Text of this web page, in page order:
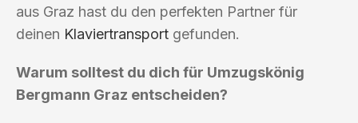
aus Graz hast du den perfekten Partner für
deinen Klaviertransport gefunden.
Warum solltest du dich für Umzugskönig
Bergmann Graz entscheiden?